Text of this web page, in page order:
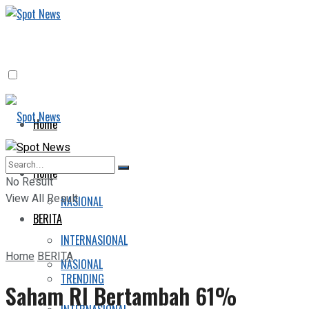
Home
BERITA
NASIONAL
INTERNASIONAL
TRENDING
Home
BERITA
NASIONAL
No Result
View All Result
HomeBERITA
Saham RI Bertambah 61%